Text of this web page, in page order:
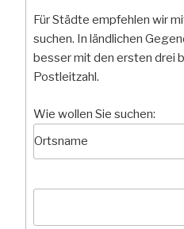
Für Städte empfehlen wir
suchen. In ländlichen
besser mit den ersten drei
Postleitzahl.
Wie wollen Sie suchen: